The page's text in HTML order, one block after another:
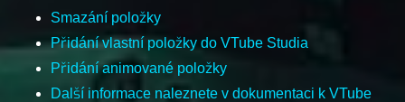
Smazání položky
Přidání vlastní položky do VTube Studia
Přidání animované položky
Další informace naleznete v dokumentaci k VTube